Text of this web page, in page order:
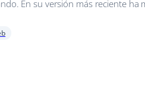
En su versión más reciente ha